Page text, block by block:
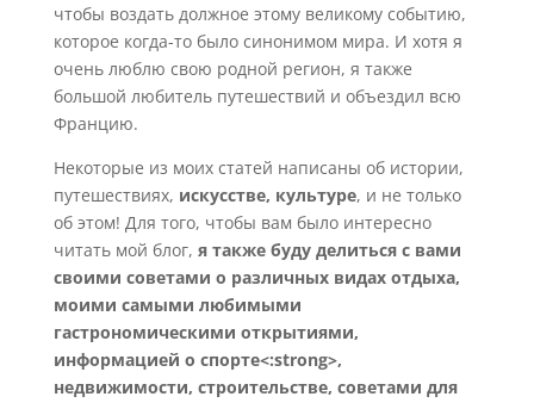
чтобы воздать должное этому великому событию,
которое когда-то было синонимом мира. И хотя я
очень люблю свою родной регион, я также
большой любитель путешествий и объездил всю
Францию.
Некоторые из моих статей написаны об истории,
путешествиях, искусстве, культуре, и не только
об этом! Для того, чтобы вам было интересно
читать мой блог, я также буду делиться с вами
своими советами о различных видах отдыха,
моими самыми любимыми
гастрономическими открытиями,
информацией о спорте<:strong>,
недвижимости, строительстве, советами для